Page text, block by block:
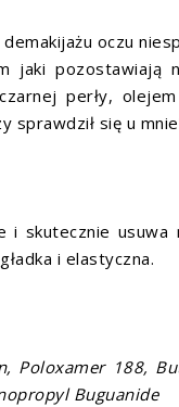
demakijażu oczu
jaki pozostawiają
perły,
sprawdził się u
i skutecznie
i elastyczna.
Poloxamer 188,
Buguanide